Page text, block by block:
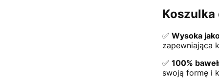
✅ Wysoka
zapewniająca
✅ 100%
swoją formę i